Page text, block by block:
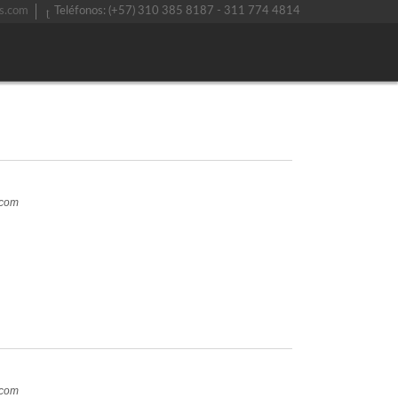
Teléfonos: (+57) 310 385 8187 - 311 774 4814